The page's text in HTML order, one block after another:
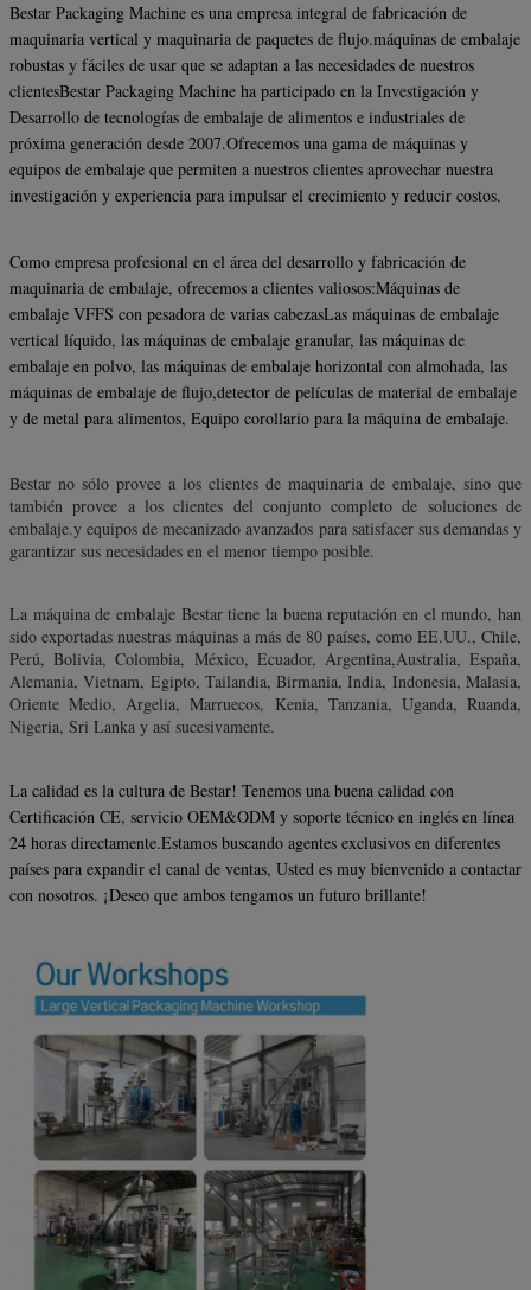
Bestar Packaging Machine es una empresa integral de fabricación de
maquinaria vertical y maquinaria de paquetes de flujo.máquinas de embalaje
robustas y fáciles de usar que se adaptan a las necesidades de nuestros
clientesBestar Packaging Machine ha participado en la Investigación y
Desarrollo de tecnologías de embalaje de alimentos e industriales de
próxima generación desde 2007.Ofrecemos una gama de máquinas y
equipos de embalaje que permiten a nuestros clientes aprovechar nuestra
investigación y experiencia para impulsar el crecimiento y reducir costos.
Como empresa profesional en el área del desarrollo y fabricación de
maquinaria de embalaje, ofrecemos a clientes valiosos:Máquinas de
embalaje VFFS con pesadora de varias cabezasLas máquinas de embalaje
vertical líquido, las máquinas de embalaje granular, las máquinas de
embalaje en polvo, las máquinas de embalaje horizontal con almohada, las
máquinas de embalaje de flujo,detector de películas de material de embalaje
y de metal para alimentos, Equipo corollario para la máquina de embalaje.
Bestar no sólo provee a los clientes de maquinaria de embalaje, sino que
también provee a los clientes del conjunto completo de soluciones de
embalaje.y equipos de mecanizado avanzados para satisfacer sus demandas y
garantizar sus necesidades en el menor tiempo posible.
La máquina de embalaje Bestar tiene la buena reputación en el mundo, han
sido exportadas nuestras máquinas a más de 80 países, como EE.UU., Chile,
Perú, Bolivia, Colombia, México, Ecuador, Argentina,Australia, España,
Alemania, Vietnam, Egipto, Tailandia, Birmania, India, Indonesia, Malasia,
Oriente Medio, Argelia, Marruecos, Kenia, Tanzania, Uganda, Ruanda,
Nigeria, Sri Lanka y así sucesivamente.
La calidad es la cultura de Bestar! Tenemos una buena calidad con
Certificación CE, servicio OEM&ODM y soporte técnico en inglés en línea
24 horas directamente.Estamos buscando agentes exclusivos en diferentes
países para expandir el canal de ventas, Usted es muy bienvenido a contactar
con nosotros. ¡Deseo que ambos tengamos un futuro brillante!